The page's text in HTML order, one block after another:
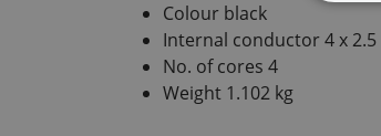
Colour black
Internal conductor 4 x
No. of cores 4
Weight 1.102 kg